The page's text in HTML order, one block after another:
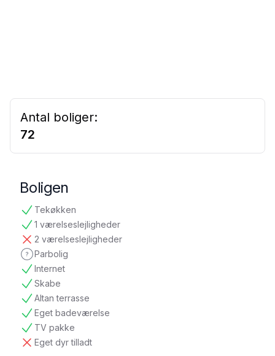
Antal boliger:
72
Boligen
Tekøkken
tilgængelig
1 værelseslejligheder
tilgængelig
2 værelseslejligheder
ikke tilgængelig
Parbolig
ikke oplyst
Internet
tilgængelig
Skabe
tilgængelig
Altan terrasse
tilgængelig
Eget badeværelse
tilgængelig
TV pakke
tilgængelig
Eget dyr tilladt
ikke tilgængelig